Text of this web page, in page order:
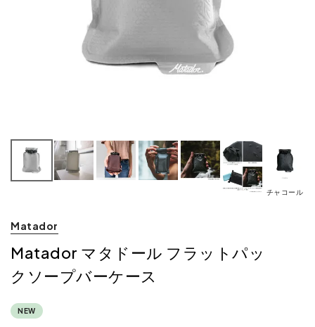
チャコール
Matador
Matador マタドール フラットパッ
クソープバーケース
NEW